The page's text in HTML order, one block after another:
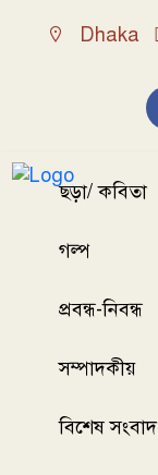
Dhaka
ছড়া/ কবিতা
গল্প
প্রবন্ধ-নিবন্ধ
সম্পাদকীয়
বিশেষ সংবাদ